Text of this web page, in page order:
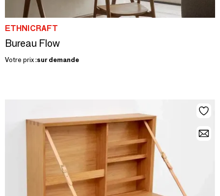
ETHNICRAFT
Bureau Flow
Votre prix :sur demande